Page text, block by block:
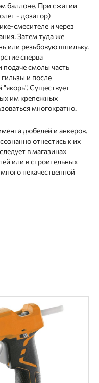
баллоне. При сжатии
- дозатор)
смесителе и через
Затем туда же
или резьбовую шпильку.
сперва
подаче смолы часть
и после
"якорь". Существует
им крепежных
многократно.
дюбелей и анкеров.
отнестись к их
в магазинах
или в строительных
некачественной